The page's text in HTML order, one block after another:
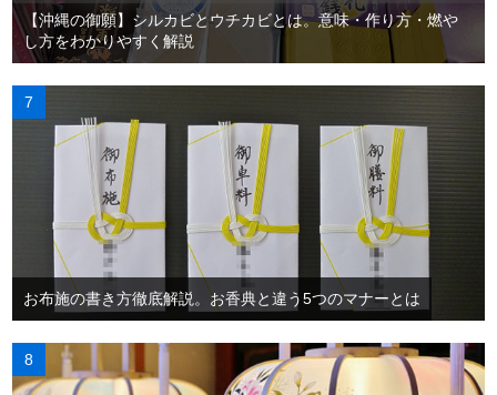
【沖縄の御願】シルカビとウチカビとは。意味・作り方・燃や
し方をわかりやすく解説
お布施の書き方徹底解説。お香典と違う5つのマナーとは